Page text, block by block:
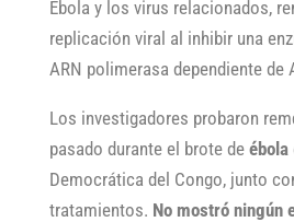
Ébola y los virus relacionados,
replicación viral al inhibir una
ARN polimerasa dependiente de
Los investigadores probaron
pasado durante el brote de ébola
Democrática del Congo, junto
tratamientos. No mostró ningún